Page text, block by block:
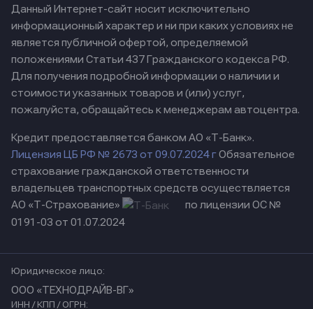
Данный Интернет-сайт носит исключительно
информационный характер и ни при каких условиях не
является публичной офертой, определяемой
положениями Статьи 437 Гражданского кодекса РФ.
Для получения подробной информации о наличии и
стоимости указанных товаров и (или) услуг,
пожалуйста, обращайтесь к менеджерам автоцентра.
Кредит предоставляется банком АО «Т-Банк».
Лицензия ЦБ РФ № 2673 от 09.07.2024 гОбязательное
страхование гражданской ответственности
владельцев транспортных средств осуществляется
АО «Т-Страхование»
по лицензии ОС №
0191-03 от 01.07.2024
Юридическое лицо:
ООО «ТЕХНОДРАЙВ-ВГ»
ИНН / КПП / ОГРН: